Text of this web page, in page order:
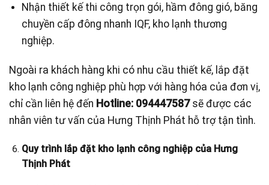
Nhận thiết kế thi công trọn gói, hầm đông gió, băng
chuyền cấp đông nhanh IQF, kho lạnh thương
nghiệp.
Ngoài ra khách hàng khi có nhu cầu thiết kế, lắp đặt
kho lạnh công nghiệp phù hợp với hàng hóa của đơn vị,
chỉ cần liên hệ đến Hotline: 094447587sẽ được các
nhân viên tư vấn của Hưng Thịnh Phát hỗ trợ tận tình.
Quy trình lắp đặt kho lạnh công nghiệp của Hưng
Thịnh Phát